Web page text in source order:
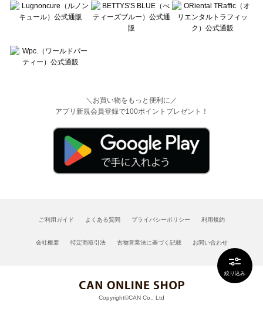
絞り込み
＼お買い物をもっと便利に／
アプリ新規会員登録で100ポイントプレゼント！
ご利用ガイド よくある質問 プライバシーポリシー 利用規約
会社概要 特定商取引法 古物営業法に基づく記載 お問い合わせ
Copyright©CAN Co., Ltd